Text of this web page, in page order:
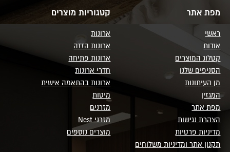
מפת אתר
ראשי
אודות
קטלוג המוצרים
הסניפים שלנו
מן העיתונות
המגזין
מפת אתר
הצהרת נגישות
מדיניות פרטיות
תקנון אתר ומדיניות משלוחים
קטגוריות מוצרים
ארונות
ארונות הזזה
ארונות פתיחה
חדרי ארונות
ארונות בהתאמה אישית
מיטות
מזרנים
מזרני Nest
מוצרים נוספים